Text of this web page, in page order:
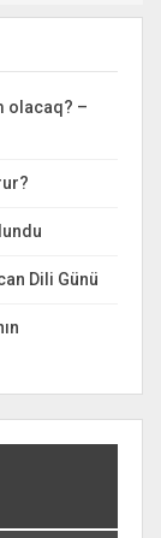
olacaq? –
Dili Günü